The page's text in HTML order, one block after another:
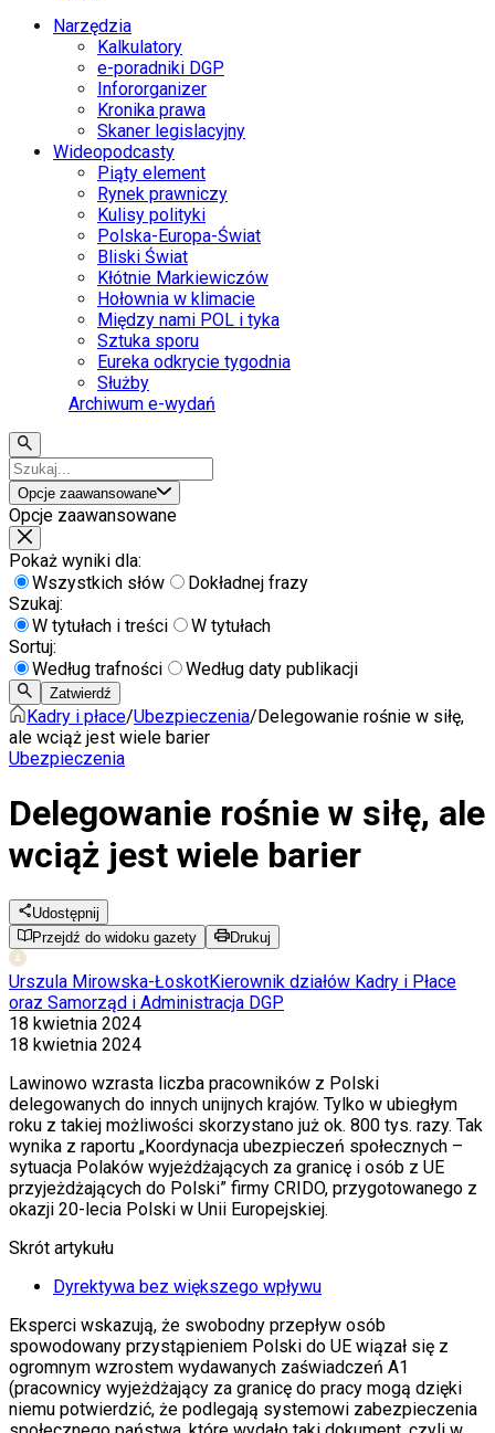
Narzędzia
Kalkulatory
e-poradniki DGP
Infororganizer
Kronika prawa
Skaner legislacyjny
Wideopodcasty
Piąty element
Rynek prawniczy
Kulisy polityki
Polska-Europa-Świat
Bliski Świat
Kłótnie Markiewiczów
Hołownia w klimacie
Między nami POL i tyka
Sztuka sporu
Eureka odkrycie tygodnia
Służby
Archiwum e-wydań
Opcje zaawansowane
Opcje zaawansowane
Pokaż wyniki dla:
Wszystkich słów
Dokładnej frazy
Szukaj:
W tytułach i treści
W tytułach
Sortuj:
Według trafności
Według daty publikacji
Zatwierdź
Kadry i płace/Ubezpieczenia/Delegowanie rośnie w siłę,
ale wciąż jest wiele barier
Ubezpieczenia
Delegowanie rośnie w siłę, ale
wciąż jest wiele barier
Udostępnij
Przejdź do widoku gazety
Drukuj
Urszula Mirowska-ŁoskotKierownik działów Kadry i Płace
oraz Samorząd i Administracja DGP
18 kwietnia 2024
18 kwietnia 2024
Lawinowo wzrasta liczba pracowników z Polski
delegowanych do innych unijnych krajów. Tylko w ubiegłym
roku z takiej możliwości skorzystano już ok. 800 tys. razy. Tak
wynika z raportu „Koordynacja ubezpieczeń społecznych –
sytuacja Polaków wyjeżdżających za granicę i osób z UE
przyjeżdżających do Polski” firmy CRIDO, przygotowanego z
okazji 20-lecia Polski w Unii Europejskiej.
Skrót artykułu
Dyrektywa bez większego wpływu
Eksperci wskazują, że swobodny przepływ osób
spowodowany przystąpieniem Polski do UE wiązał się z
ogromnym wzrostem wydawanych zaświadczeń A1
(pracownicy wyjeżdżający za granicę do pracy mogą dzięki
niemu potwierdzić, że podlegają systemowi zabezpieczenia